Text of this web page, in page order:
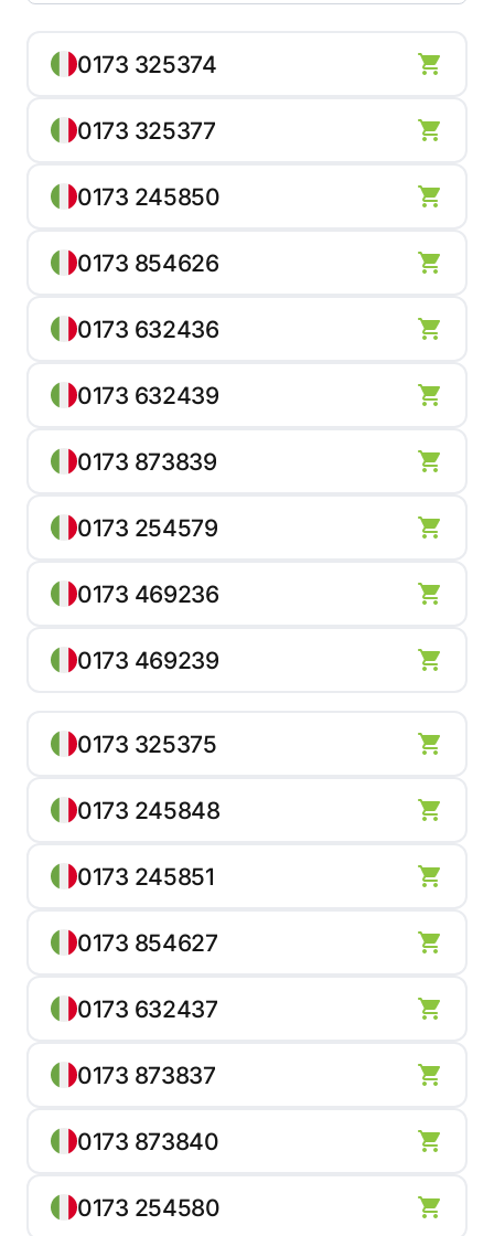
0173 325374
0173 325377
0173 245850
0173 854626
0173 632436
0173 632439
0173 873839
0173 254579
0173 469236
0173 469239
0173 325375
0173 245848
0173 245851
0173 854627
0173 632437
0173 873837
0173 873840
0173 254580